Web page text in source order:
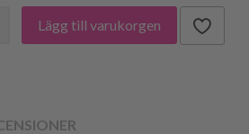
Lägg till varukorgen